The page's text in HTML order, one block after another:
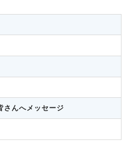
さんへメッセージ